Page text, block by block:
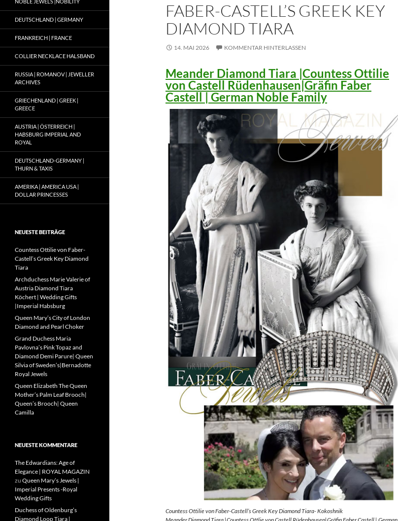
FABER-CASTELL’S GREEK KEY
DIAMOND TIARA
14. MAI 2026 KOMMENTAR HINTERLASSEN
Meander Diamond Tiara |Countess Ottilie
von Castell Rüdenhausen|Gräfin Faber
Castell | German Noble Family
Countess Ottilie von Faber-Castell’s Greek Key Diamond Tiara- Kokoshnik
DEUTSCHLAND | GERMANY
FRANKREICH | FRANCE
COLLIER NECKLACE HALSBAND
RUSSIA | ROMANOV | JEWELLER
ARCHIVES
GRIECHENLAND | GREEK |
GREECE
AUSTRIA | ÖSTERREICH |
HABSBURG IMPERIAL AND
ROYAL
DEUTSCHLAND-GERMANY |
THURN & TAXIS
AMERIKA | AMERICA USA |
DOLLAR PRINCESSES
NEUESTE BEITRÄGE
Countess Ottilie von Faber-
Castell’s Greek Key Diamond
Tiara
Archduchess Marie Valerie of
Austria Diamond Tiara
Köchert | Wedding Gifts
|Imperial Habsburg
Queen Mary’s City of London
Diamond and Pearl Choker
Grand Duchess Maria
Pavlovna’s Pink Topaz and
Diamond Demi Parure| Queen
Silvia of Sweden’s|Bernadotte
Royal Jewels
Queen Elizabeth The Queen
Mother’s Palm Leaf Brooch|
Queen’s Brooch| Queen
Camilla
NEUESTE KOMMENTARE
The Edwardians: Age of
Elegance | ROYAL MAGAZIN
zu Queen Mary’s Jewels |
Imperial Presents -Royal
Wedding Gifts
Duchess of Oldenburg’s
Diamond Loop Tiara |